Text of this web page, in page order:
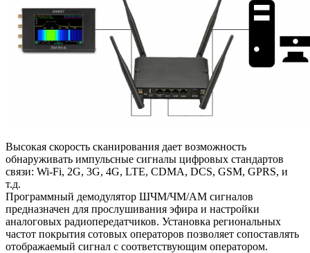
Высокая скорость сканирования дает возможность
обнаруживать импульсные сигналы цифровых стандартов
связи: Wi-Fi, 2G, 3G, 4G, LTE, CDMA, DCS, GSM, GPRS, и
т.д.
Программный демодулятор ШЧМ/ЧМ/АМ сигналов
предназначен для прослушивания эфира и настройки
аналоговых радиопередатчиков. Установка региональных
частот покрытия сотовых операторов позволяет сопоставлять
отображаемый сигнал с соответствующим оператором.